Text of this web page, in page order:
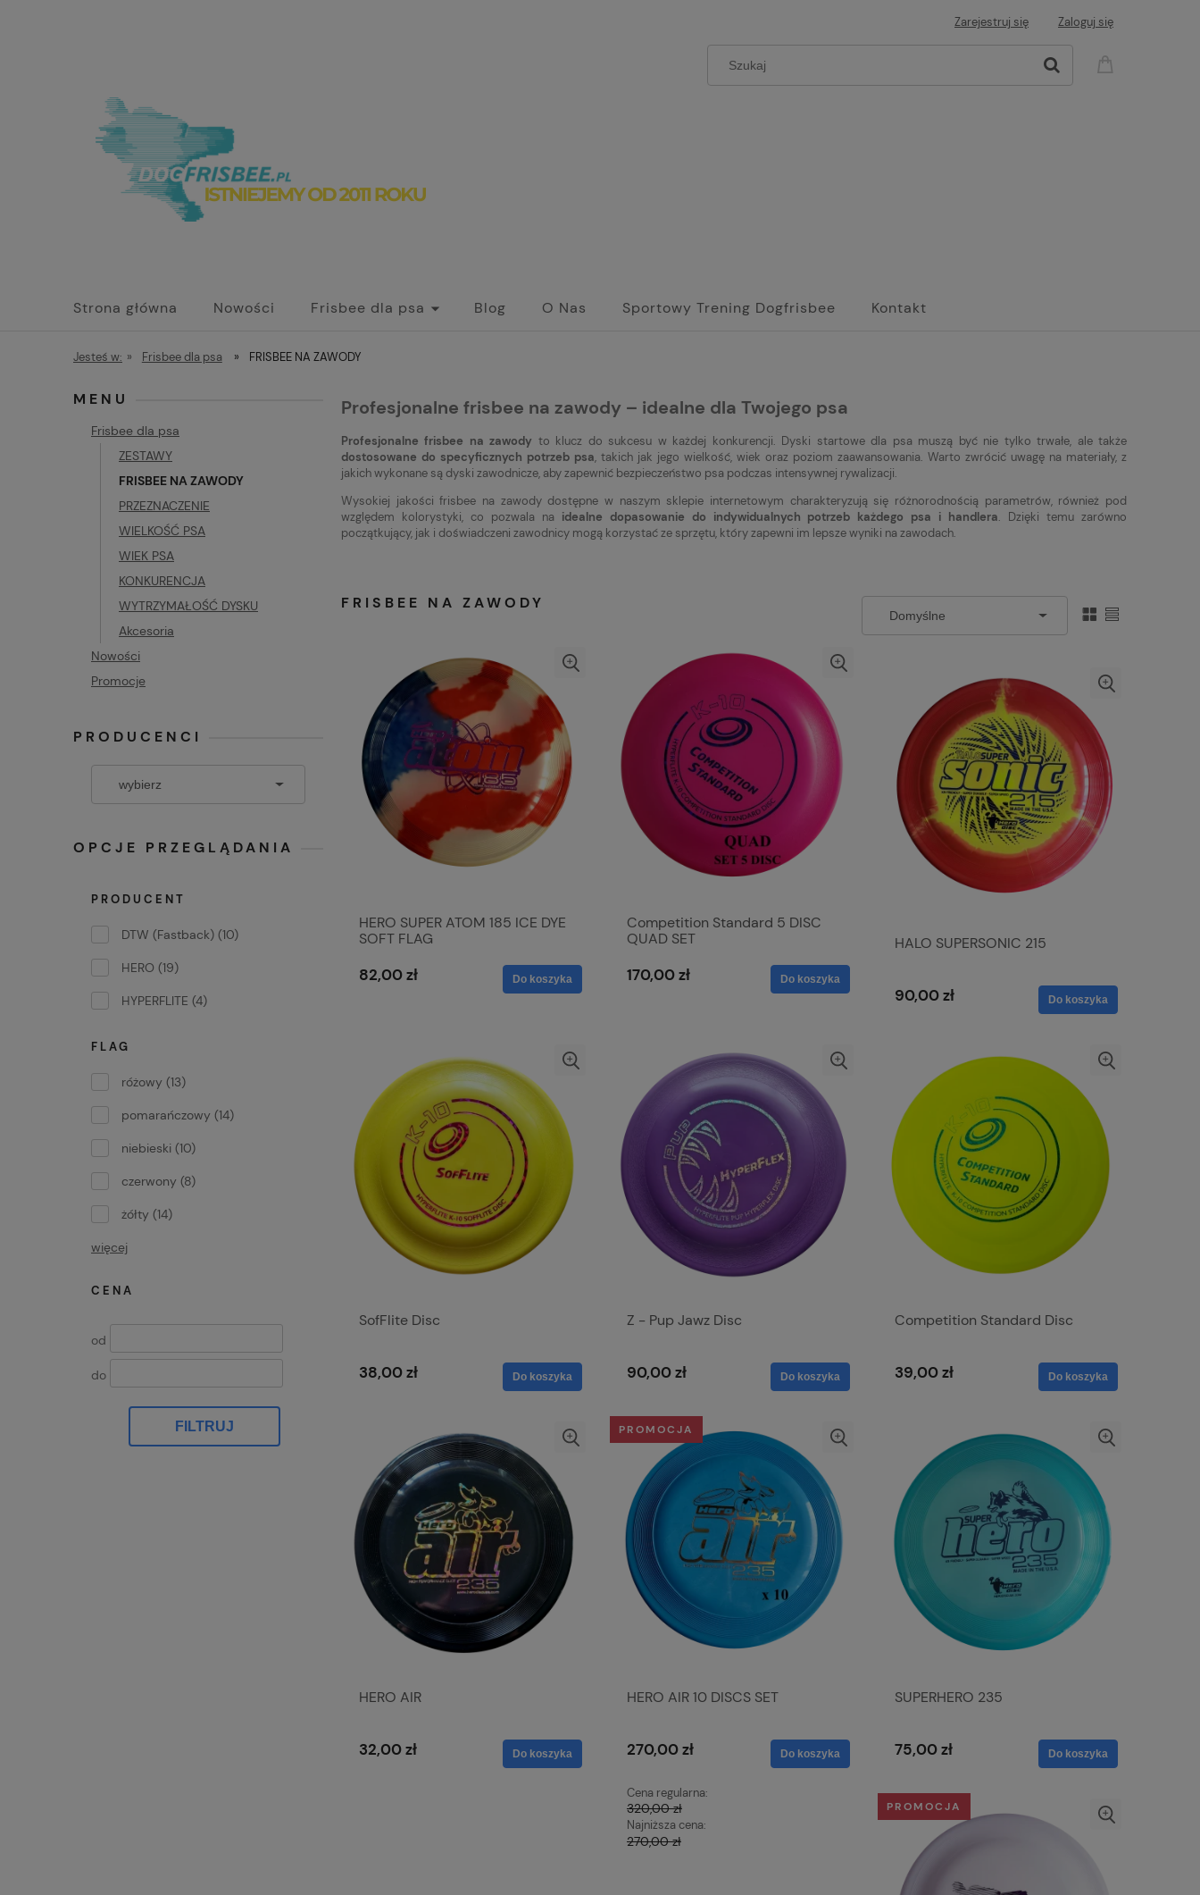
Zarejestruj się Zaloguj się
Strona główna Nowości Frisbee dla psa Blog O Nas Sportowy Trening Dogfrisbee Kontakt
Jesteś w: » Frisbee dla psa » FRISBEE NA ZAWODY
MENU
Frisbee dla psa
ZESTAWY
FRISBEE NA ZAWODY
PRZEZNACZENIE
WIELKOŚĆ PSA
WIEK PSA
KONKURENCJA
WYTRZYMAŁOŚĆ DYSKU
Akcesoria
Nowości
Promocje
PRODUCENCI
OPCJE PRZEGLĄDANIA
PRODUCENT
DTW (Fastback) (10)
HERO (19)
HYPERFLITE (4)
FLAG
różowy (13)
pomarańczowy (14)
niebieski (10)
czerwony (8)
żółty (14)
więcej
CENA
od
do
FILTRUJ
Profesjonalne frisbee na zawody – idealne dla Twojego psa
Profesjonalne frisbee na zawody to klucz do sukcesu w każdej konkurencji. Dyski startowe dla psa muszą być nie tylko trwałe, ale także
dostosowane do specyficznych potrzeb psa, takich jak jego wielkość, wiek oraz poziom zaawansowania. Warto zwrócić uwagę na materiały, z
jakich wykonane są dyski zawodnicze, aby zapewnić bezpieczeństwo psa podczas intensywnej rywalizacji.
Wysokiej jakości frisbee na zawody dostępne w naszym sklepie internetowym charakteryzują się różnorodnością parametrów, również pod
względem kolorystyki, co pozwala na idealne dopasowanie do indywidualnych potrzeb każdego psa i handlera. Dzięki temu zarówno
początkujący, jak i doświadczeni zawodnicy mogą korzystać ze sprzętu, który zapewni im lepsze wyniki na zawodach.
FRISBEE NA ZAWODY
HERO SUPER ATOM 185 ICE DYE
SOFT FLAG
82,00 zł Do koszyka
Competition Standard 5 DISC
QUAD SET
170,00 zł Do koszyka
HALO SUPERSONIC 215
90,00 zł Do koszyka
SofFlite Disc
38,00 zł Do koszyka
Z - Pup Jawz Disc
90,00 zł Do koszyka
Competition Standard Disc
39,00 zł Do koszyka
HERO AIR
32,00 zł Do koszyka
HERO AIR 10 DISCS SET
270,00 zł
Cena regularna:
320,00 zł
Najniższa cena:
270,00 zł
Do koszyka
PROMOCJA
SUPERHERO 235
75,00 zł Do koszyka
PROMOCJA